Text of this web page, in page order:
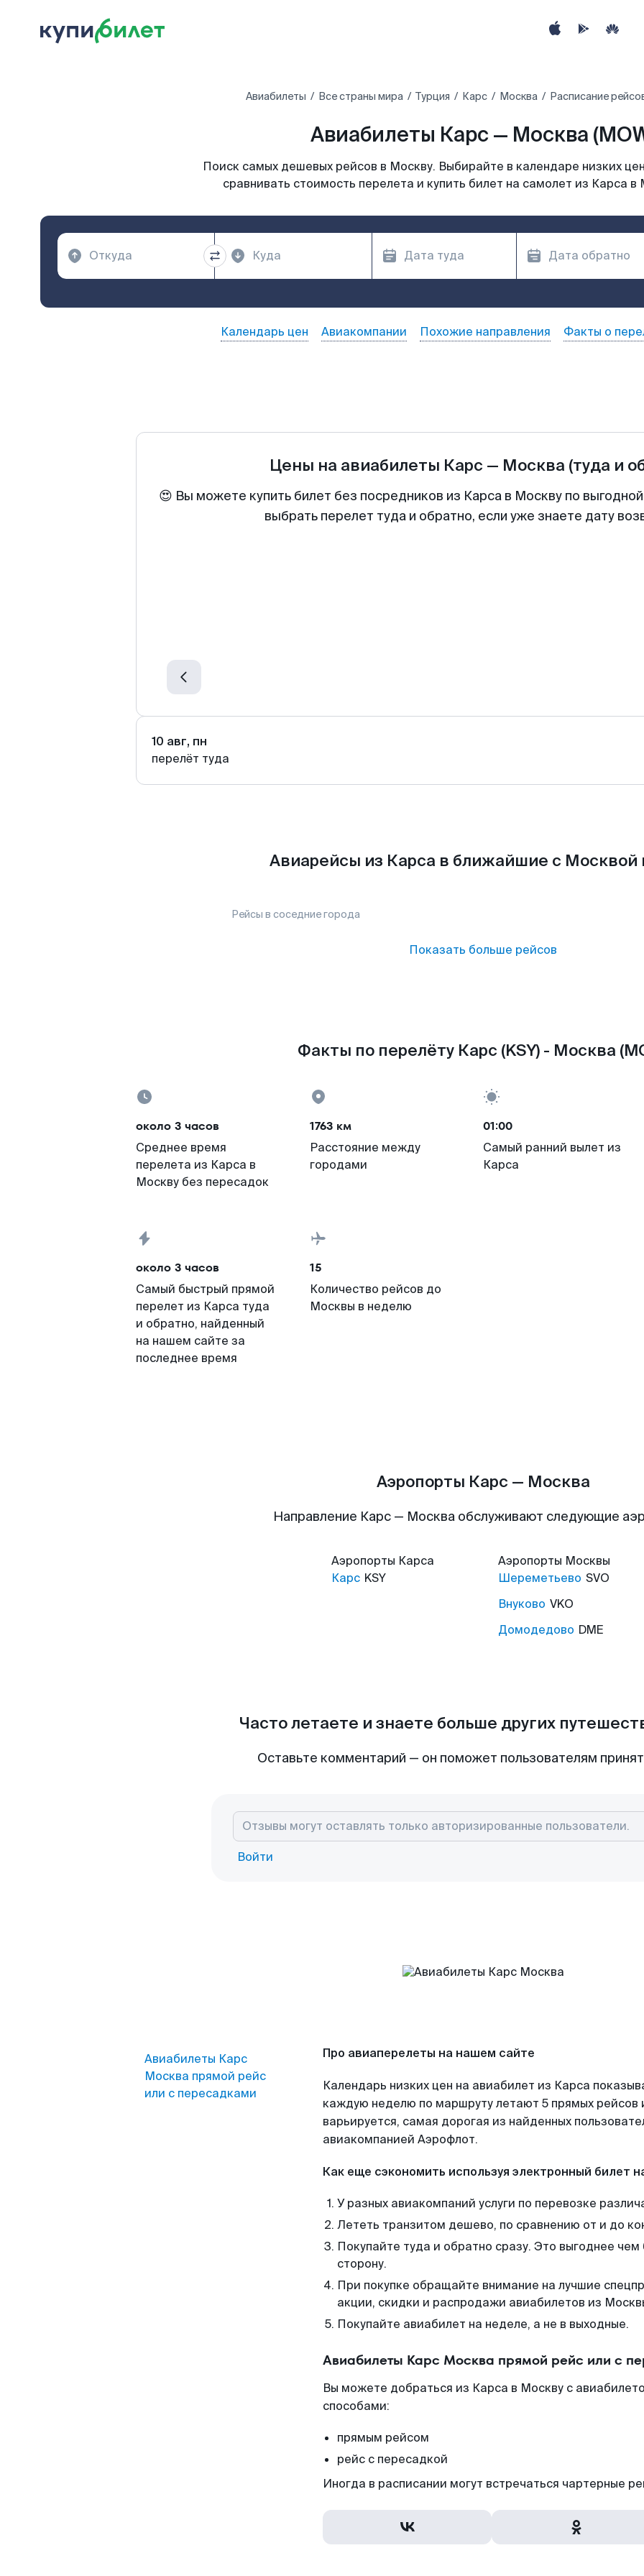
Авиабилеты Все страны мира Турция Карс Москва Расписание
Авиабилеты Карс — Москва
Поиск самых дешевых рейсов в Москву. Выбирайте в календаре низких
сравнивать стоимость перелета и купить билет на самолет из Карса в
Календарь цен Авиакомпании Похожие направления Факты о
Цены на авиабилеты Карс — Москва (туда и
😍 Вы можете купить билет без посредников из Карса в Москву по
выбрать перелет туда и обратно, если уже знаете дату
10 авг, пн
перелёт туда
Авиарейсы из Карса в ближайшие с Москвой
Рейсы в соседние города
Показать больше рейсов
Факты по перелёту Карс (KSY) - Москва
около 3 часов
Среднее время
перелета из Карса в
Москву без пересадок
1763 км
Расстояние между
городами
01:00
Самый ранний вылет из
Карса
около 3 часов
Самый быстрый прямой
перелет из Карса туда
и обратно, найденный
на нашем сайте за
последнее время
15
Количество рейсов до
Москвы в неделю
Аэропорты Карс — Москва
Направление Карс — Москва обслуживают следующие
Аэропорты Карса
Карс KSY
Аэропорты Москвы
Шереметьево SVO
Внуково VKO
Домодедово DME
Часто летаете и знаете больше других
Оставьте комментарий — он поможет пользователям
Войти
Авиабилеты Карс
Москва прямой рейс
или с пересадками
Про авиаперелеты на нашем сайте
Календарь низких цен на авиабилет из Карса
каждую неделю по маршруту летают 5 прямых рейсов
варьируется, самая дорогая из найденных
авиакомпанией Аэрофлот.
Как еще сэкономить используя электронный билет
У разных авиакомпаний услуги по перевозке
Лететь транзитом дешево, по сравнению от и до
Покупайте туда и обратно сразу. Это выгоднее
сторону.
При покупке обращайте внимание на лучшие
акции, скидки и распродажи авиабилетов из
Покупайте авиабилет на неделе, а не в выходные.
Авиабилеты Карс Москва прямой рейс или с
Вы можете добраться из Карса в Москву с
способами:
прямым рейсом
рейс с пересадкой
Иногда в расписании могут встречаться чартерные